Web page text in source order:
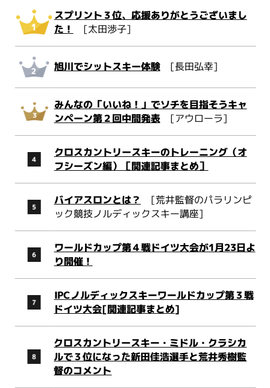
スプリント３位、応援ありがとうございまし
た！ [太田渉子]
旭川でシットスキー体験[長田弘幸]
みんなの「いいね！」でソチを目指そうキャ
ンペーン第２回中間発表[アウローラ]
クロスカントリースキーのトレーニング（オ
フシーズン編）［関連記事まとめ］
バイアスロンとは？ [荒井監督のパラリンピ
ック競技ノルディックスキー講座]
ワールドカップ第４戦ドイツ大会が1月23日よ
り開催！
IPCノルディックスキーワールドカップ第３戦
ドイツ大会[関連記事まとめ]
クロスカントリースキー・ミドル・クラシカ
ルで３位になった新田佳浩選手と荒井秀樹監
督のコメント